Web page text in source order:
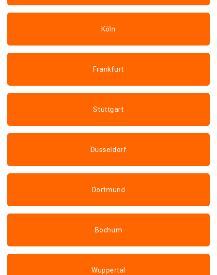
Köln
Frankfurt
Stuttgart
Düsseldorf
Dortmund
Bochum
Wuppertal